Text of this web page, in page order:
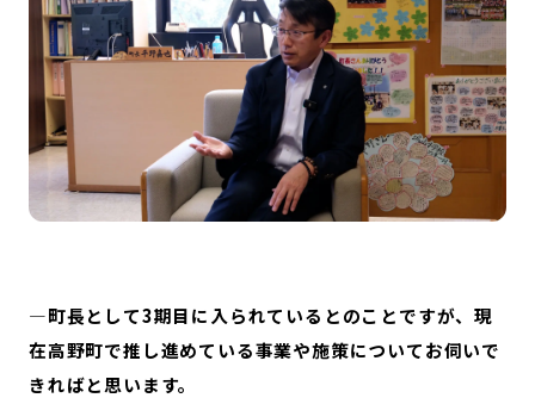
—町長として3期目に入られているとのことですが、現
在高野町で推し進めている事業や施策についてお伺いで
きればと思います。